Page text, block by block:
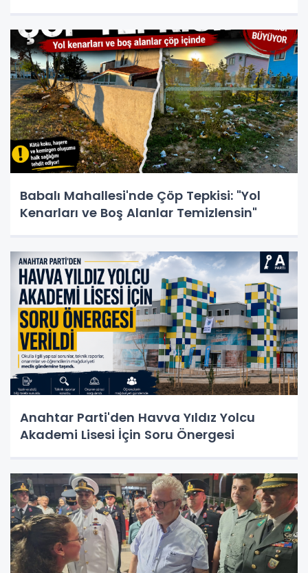
Babalı Mahallesi'nde Çöp Tepkisi: "Yol
Kenarları ve Boş Alanlar Temizlensin"
Anahtar Parti'den Havva Yıldız Yolcu
Akademi Lisesi İçin Soru Önergesi